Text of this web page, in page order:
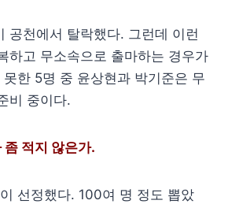
공천에서 탈락했다. 그런데 이런
하고 무소속으로 출마하는 경우가
한 5명 중 윤상현과 박기준은 무
비 중이다.
좀 적지 않은가.
선정했다. 100여 명 정도 뽑았